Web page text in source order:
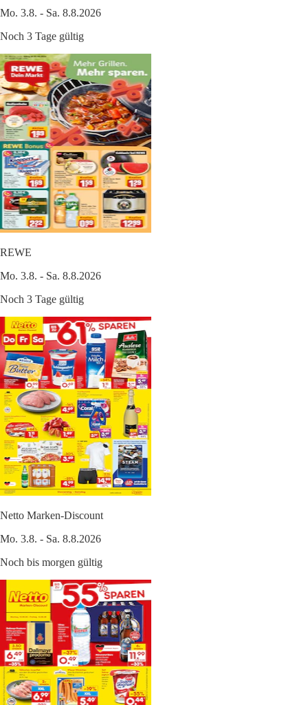
Mo. 3.8. - Sa. 8.8.2026
Noch 3 Tage gültig
REWE
Mo. 3.8. - Sa. 8.8.2026
Noch 3 Tage gültig
Netto Marken-Discount
Mo. 3.8. - Sa. 8.8.2026
Noch bis morgen gültig